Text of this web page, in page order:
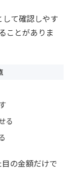
て確認しやす
ことがありま
る
の金額だけで